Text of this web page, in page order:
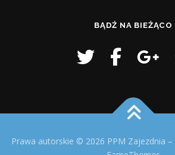
BĄDŹ NA BIEŻĄCO
Prawa autorskie © 2026 PPM Zajezdnia –